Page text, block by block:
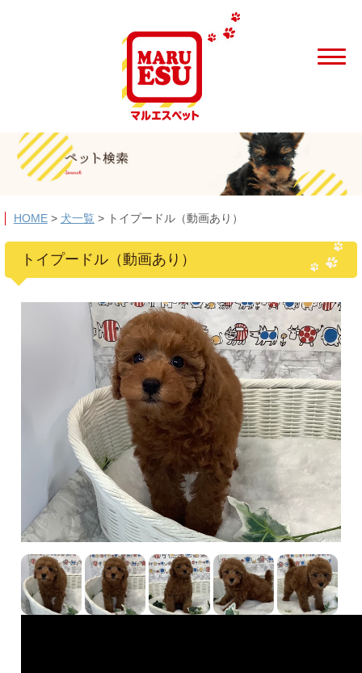
HOME> 犬一覧 > トイプードル（動画あり）
トイプードル（動画あり）